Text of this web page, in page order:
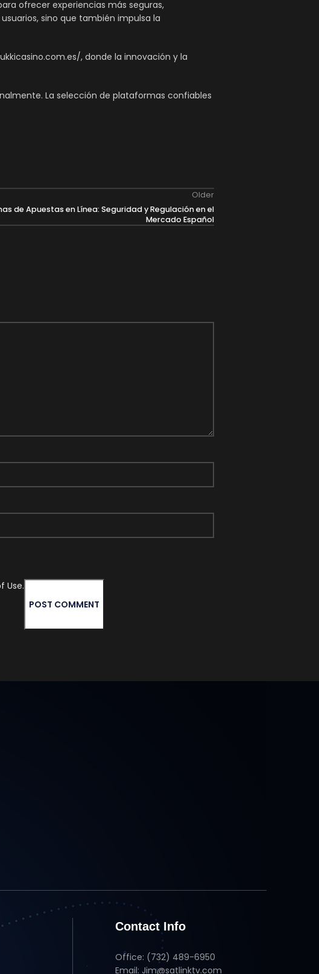
ofrecer experiencias más seguras,
sino que también impulsa la
, donde la innovación y la
La selección de plataformas confiables
Older
de Apuestas en Línea: Seguridad y Regulación en el
Mercado Español
Use.
Contact Info
Office: (732) 489-6950
Email: Jim@satlinktv.com